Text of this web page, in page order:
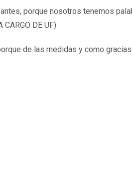
porque nosotros tenemos
DE UF)
de las medidas y como